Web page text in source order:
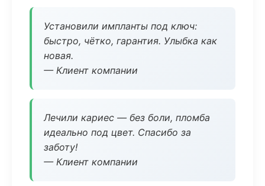
Установили импланты под ключ:
быстро, чётко, гарантия. Улыбка как
новая.
— Клиент компании
Лечили кариес — без боли, пломба
идеально под цвет. Спасибо за
заботу!
— Клиент компании